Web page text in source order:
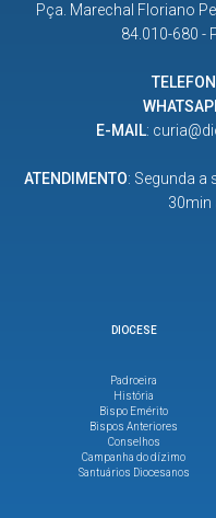
Pça. Marechal Floriano
84.010-680 -
E-MAIL:
ATENDIMENTO: Segunda a
30min
DIOCESE
Padroeira
História
Bispo Emérito
Bispos Anteriores
Conselhos
Campanha do dízimo
Santuários Diocesanos